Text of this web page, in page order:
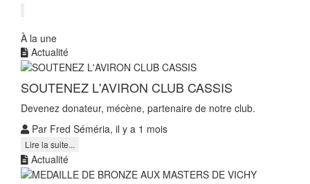
À la une
Actualité
SOUTENEZ L'AVIRON CLUB CASSIS
Devenez donateur, mécène, partenaire de notre club.
Par Fred Séméria, il y a 1 mois
Lire la suite...
Actualité